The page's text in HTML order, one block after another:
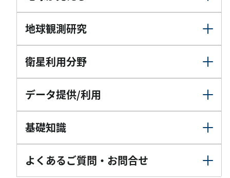
地球観測研究
衛星利用分野
データ提供/利用
基礎知識
よくあるご質問・お問合せ